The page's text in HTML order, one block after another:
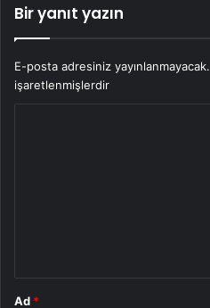
Bir yanıt yazın
E-posta adresiniz yayınlanmayacak.
işaretlenmişlerdir
Ad *